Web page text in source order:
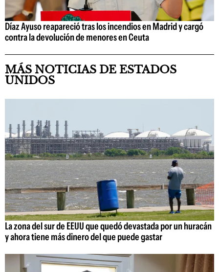
Díaz Ayuso reapareció tras los incendios en Madrid y cargó
contra la devolución de menores en Ceuta
MÁS NOTICIAS DE ESTADOS
UNIDOS
La zona del sur de EEUU que quedó devastada por un huracán
y ahora tiene más dinero del que puede gastar